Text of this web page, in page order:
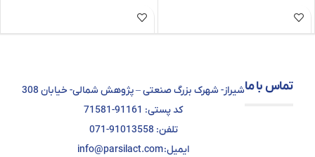
تماس با ماشیراز- شهرک بزرگ صنعتی – پژوهش شمالی- خیابان 308
کد پستی: 91161-71581
تلفن: 91013558-071
ایمیل: info@parsilact.com